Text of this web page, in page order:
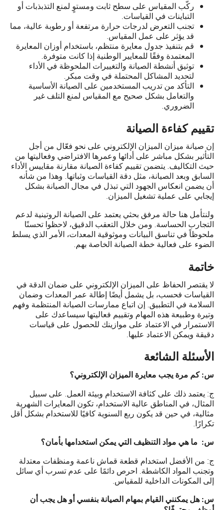
ركّب المقياس على سطح ثابت ومستوٍ لمنع التذبذبات أو
التباينات في القياسات.
تجنب التعرض لدرجات حرارة مرتفعة أو رطوبة عالية، مما
قد يؤثر على عمل المقياس.
قم بتنفيذ جدول معايرة منتظم، باستخدام أوزان المعايرة
المعتمدة وفقًا للمعايير الوطنية إذا كانت متوفرة.
توثيق أنشطة الصيانة والتغييرات الملحوظة في الأداء
لتحديد المشاكل المحتملة في وقت مبكر.
التأكد من تدريب المستخدمين على الصيانة الأساسية
والتعامل بشكل صحيح مع المقياس لمنع التلف غير
الضروري.
تقييم كفاءة الصيانة
إن صيانة ميزان الميزان الإلكتروني على نحو فعّال من أجل
التأثير بشكل مباشر على أدائها وعمرها الافتراضي وفعاليتها من
حيث التكاليف. يتضمن تقييم كفاءة الصيانة مقارنة مقاييس الأداء
السابق وبعد الصيانة، مثل دقة القياسات وثباتها. وهذا من شأنه
أن يضمن انعكاس الجهود التي تبذل في مجال الصيانة بشكل
إيجابي على عملية تشغيل الميزان.
ولنتأمل هنا حالة مرفق بحثي يعتمد على الصيانة الروتينية لدعم
التجارب الحساسة. ومن خلال التعقب الدقيق، لاحظوا تحسنًا
ملحوظاً في تناسق البيانات وموثوقية المعدات، الأمر الذي يسلط
الضوء على فعالية خطة الصيانة الخاصة بهم.
خاتمة
لا يقتصر الحفاظ على الميزان الإلكتروني على ضمان الدقة في
القياسات فحسب، بل يشمل أيضًا إطالة عمر المعدات وضمان
السلامة في التطبيق. إن اتباع ممارسات الصيانة المنتظمة وفهم
وتيرة وطبيعة هذه المهام وتقييم فعاليتها سيساعدك على
الاستمرار في الاعتماد على موازينك للحصول على قياسات
دقيقة ويمكن الاعتماد عليها.
الأسئلة الشائعة
س: كم مرة يجب معايرة الميزان الإلكتروني؟
ج: يعتمد ذلك على كثافة الاستخدام وبيئة العمل. على سبيل
المثال، في المناطق عالية الاستخدام، تكون المعايرات الشهرية
مثالية، في حين قد يكون ربع السنوية كافيًا للاستخدام بشكل أقل
تكرارًا.
س: ما هي مواد التنظيف التي يمكن استخدامها بأمان؟
ج: من الأفضل استخدام قطعة قماش ناعمة ومنظفات معتدلة
وتجنب المواد الكاشطة. احرص دائمًا على عدم تسرب أي سائل
إلى المكونات الداخلية للمقياس.
س: هل يمكنني القيام بمهام الصيانة بنفسي أو هل يجب أن